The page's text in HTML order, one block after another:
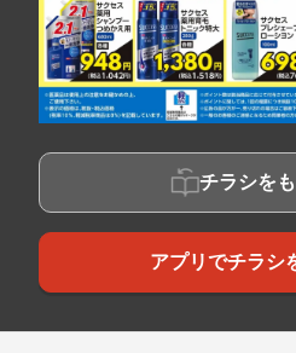
チラシを
アプリでチラシ